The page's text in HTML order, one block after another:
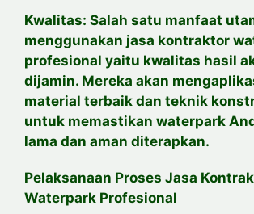
Kwalitas: Salah satu manfaat
menggunakan jasa kontraktor
profesional yaitu kwalitas hasil
dijamin. Mereka akan
material terbaik dan teknik
untuk memastikan waterpark
lama dan aman diterapkan.
Pelaksanaan Proses Jasa
Waterpark Profesional